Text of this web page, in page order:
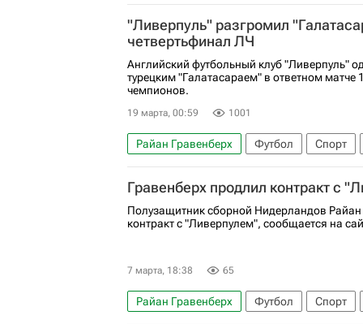
Энцо Фернандес
Челси Ливерпуль
"Ливерпуль" разгромил
четвертьфинал ЛЧ
Английский футбольный клуб "Ливерпуль"
турецким "Галатасараем" в ответном матче
чемпионов.
19 марта, 00:59 1001
Райан Гравенберх Футбол
Спорт
Ливерпуль
Галатасарай Лига
Гравенберх продлил контракт с
Полузащитник сборной Нидерландов
контракт с "Ливерпулем", сообщается на
7 марта, 18:38 65
Райан Гравенберх Футбол Спорт